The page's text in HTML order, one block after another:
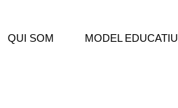
QUI SOM MODEL EDUCATIU